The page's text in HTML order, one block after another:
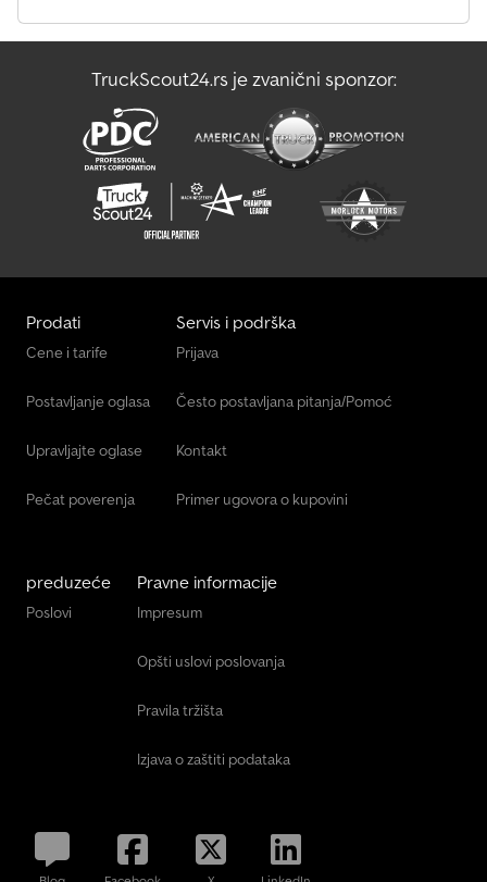
TruckScout24.rs je zvanični sponzor:
Prodati
Cene i tarife
Postavljanje oglasa
Upravljajte oglase
Pečat poverenja
Servis i podrška
Prijava
Često postavljana pitanja/Pomoć
Kontakt
Primer ugovora o kupovini
preduzeće
Poslovi
Pravne informacije
Impresum
Opšti uslovi poslovanja
Pravila tržišta
Izjava o zaštiti podataka